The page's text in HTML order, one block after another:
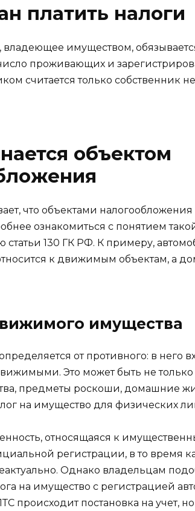
платить налоги
имуществом,
проживающих и
считается только собственник
объектом
что объектами
ознакомиться с понятием
130 ГК РФ. К примеру,
к движимым объектам, а
имущества
от противного: в него
Это может быть не только
предметы роскоши, домашние
на имущество для физических
относящаяся к
регистрации, в то время
Однако владельцам
на имущество с регистрацией
происходит постановка на учет,